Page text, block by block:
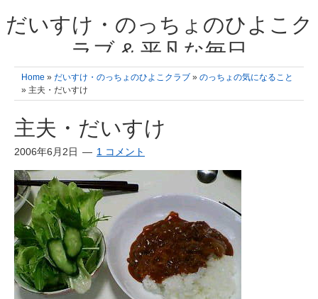
だいすけ・のっちょのひよこク
ラブ & 平凡な毎日
我が家の3人のひよこ成長日記と雑記 何十年後かに、大きくなったひよ
こ達とこの成長記を読み返すことを夢見て。& 3児ママの平凡日記 日々
の楽しいこと、便利グッズの紹介
Home » だいすけ・のっちょのひよこクラブ » のっちょの気になること
» 主夫・だいすけ
主夫・だいすけ
2006年6月2日 1 コメント